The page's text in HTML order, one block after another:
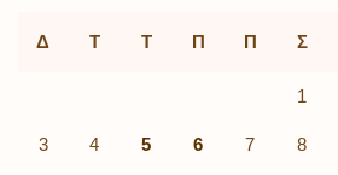
Δ Τ Τ Π Π Σ
1
3 4 5 6 7 8